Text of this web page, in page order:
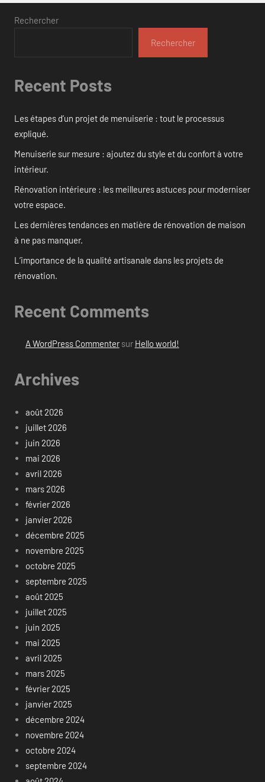
Rechercher
Rechercher
Recent Posts
Les étapes d’un projet de menuiserie : tout le processus
expliqué.
Menuiserie sur mesure : ajoutez du style et du confort à votre
intérieur.
Rénovation intérieure : les meilleures astuces pour moderniser
votre espace.
Les dernières tendances en matière de rénovation de maison
à ne pas manquer.
L’importance de la qualité artisanale dans les projets de
rénovation.
Recent Comments
A WordPress Commentersur Hello world!
Archives
août 2026
juillet 2026
juin 2026
mai 2026
avril 2026
mars 2026
février 2026
janvier 2026
décembre 2025
novembre 2025
octobre 2025
septembre 2025
août 2025
juillet 2025
juin 2025
mai 2025
avril 2025
mars 2025
février 2025
janvier 2025
décembre 2024
novembre 2024
octobre 2024
septembre 2024